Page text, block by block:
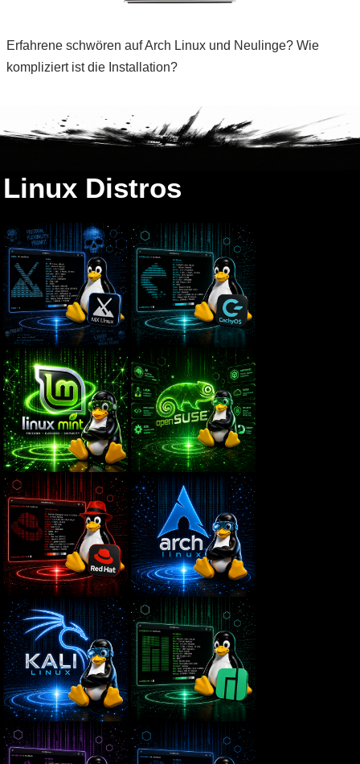
Erfahrene schwören auf Arch Linux und Neulinge? Wie
kompliziert ist die Installation?
Linux Distros